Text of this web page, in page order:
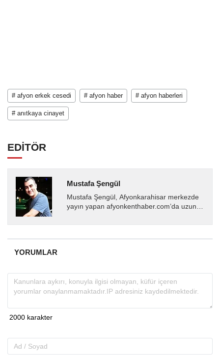
# afyon erkek cesedi # afyon haber # afyon haberleri
# anıtkaya cinayet
EDİTÖR
Mustafa Şengül
Mustafa Şengül, Afyonkarahisar merkezde
yayın yapan afyonkenthaber.com’da uzun
almakta, haber akışı...
YORUMLAR